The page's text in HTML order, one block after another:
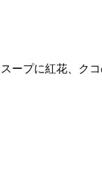
ープに紅花、ク